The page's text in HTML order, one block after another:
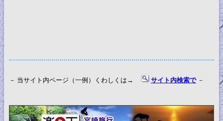
－ 当サイト内ページ（一例）くわしくは→ サイト内検索で－